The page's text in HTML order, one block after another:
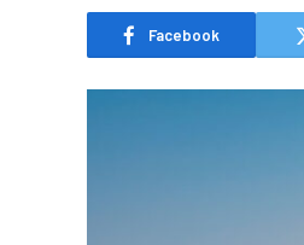
Facebook